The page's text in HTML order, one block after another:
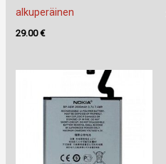
alkuperäinen
29.00€